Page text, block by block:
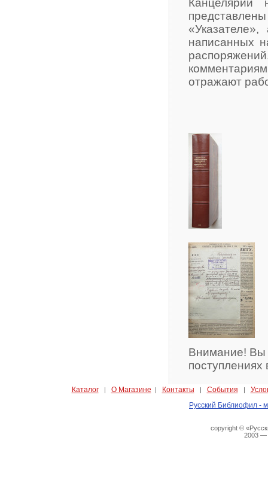
Канцелярии
написанных
отражают
Внимание! Вы
Каталог| О Магазине | Контакты | События |
Русский Библиофил -
copyright ©
2003 —